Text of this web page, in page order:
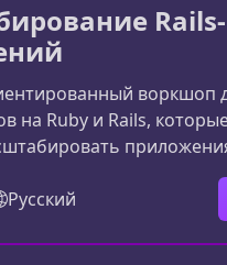
Rails-
воркшоп
на Ruby и Rails,
и устранять
сценарии роста
ресурсы,
и выстраивать
Русский